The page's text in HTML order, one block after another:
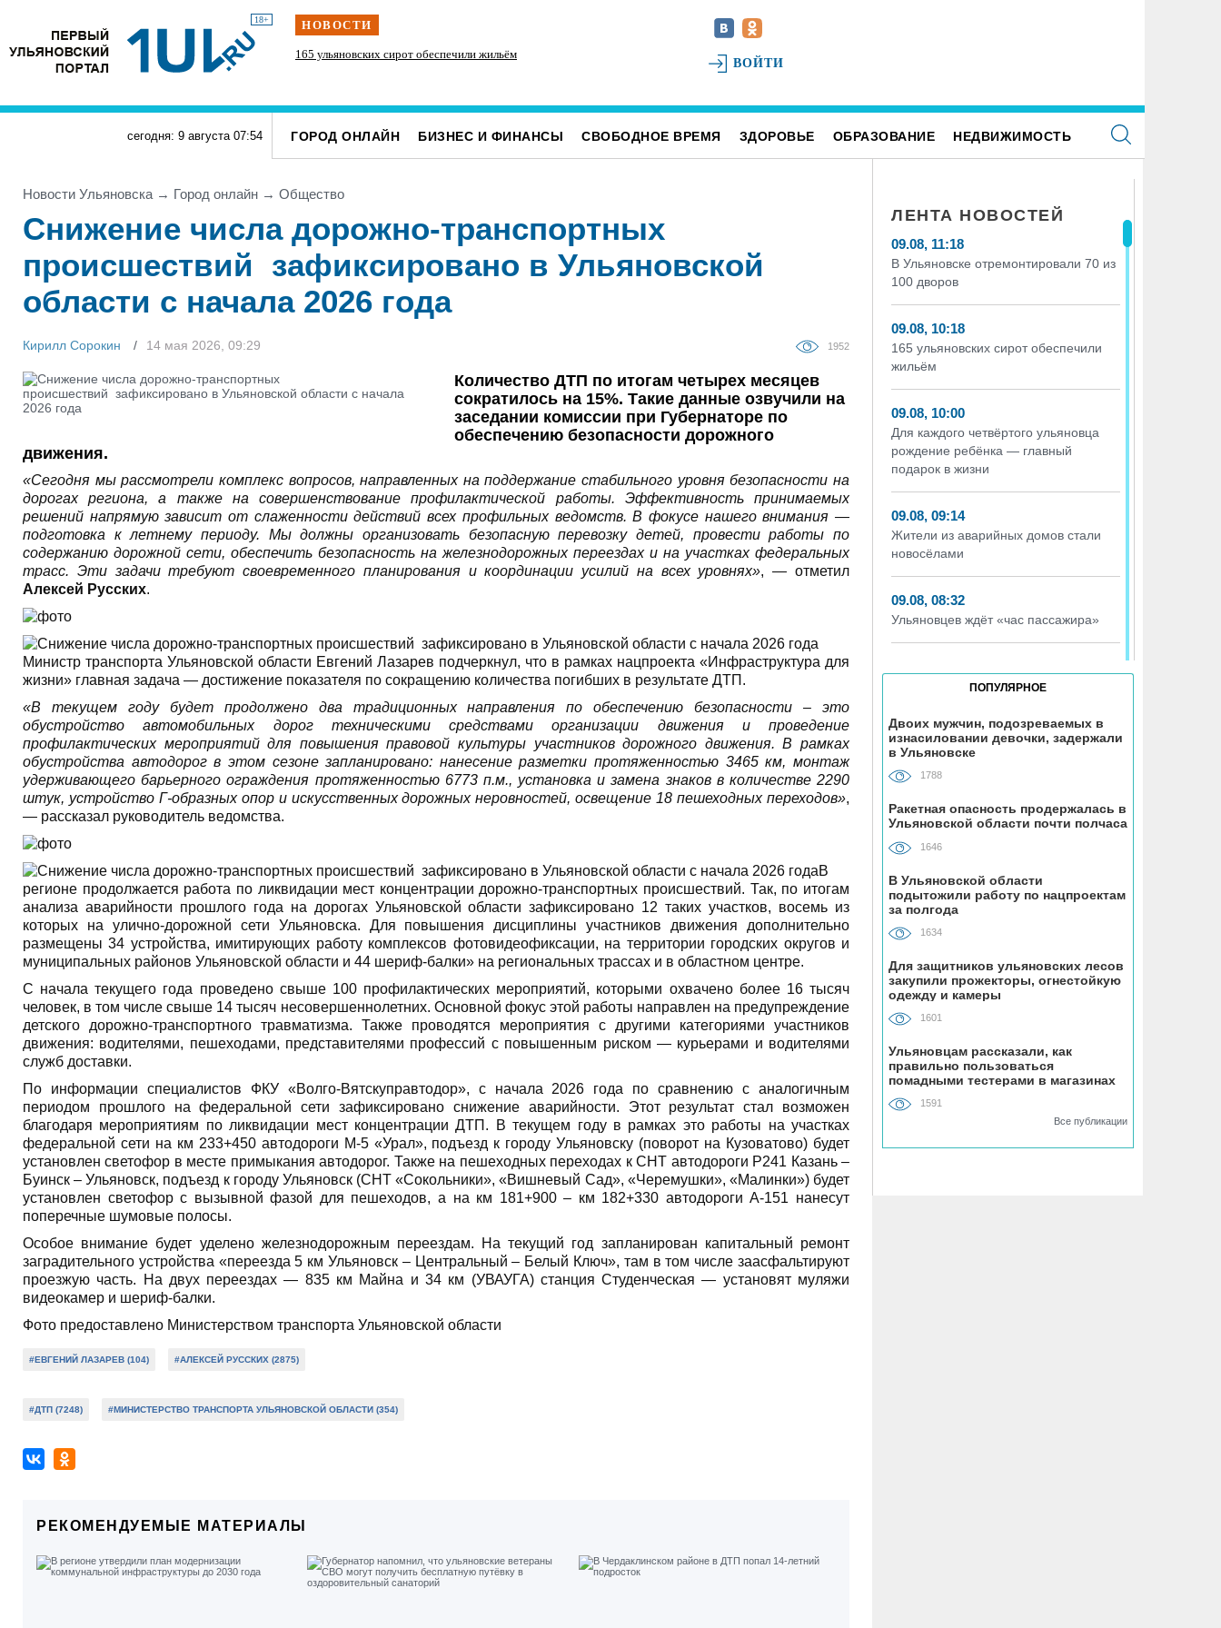
18+ НОВОСТИ
В Ульяновске отремонтировали 70 из 100
дворов
165 ульяновских сирот обеспечили жильём
Для каждого четвёртого ульяновца рождение
ребёнка — главный подарок в жизни
ВОЙТИ
сегодня: 9 августа 07:54 ГОРОД ОНЛАЙН БИЗНЕС И ФИНАНСЫ СВОБОДНОЕ ВРЕМЯ ЗДОРОВЬЕ ОБРАЗОВАНИЕ НЕДВИЖИМОСТЬ
Новости Ульяновска → Город онлайн → Общество
Снижение числа дорожно-транспортных
происшествий зафиксировано в Ульяновской
области с начала 2026 года
Кирилл Сорокин 14 мая 2026, 09:29 1952
Количество ДТП по итогам четырех месяцев
сократилось на 15%. Такие данные озвучили на
заседании комиссии при Губернаторе по
обеспечению безопасности дорожного
движения.
«Сегодня мы рассмотрели комплекс вопросов, направленных на поддержание стабильного уровня безопасности на
дорогах региона, а также на совершенствование профилактической работы. Эффективность принимаемых
решений напрямую зависит от слаженности действий всех профильных ведомств. В фокусе нашего внимания —
подготовка к летнему периоду. Мы должны организовать безопасную перевозку детей, провести работы по
содержанию дорожной сети, обеспечить безопасность на железнодорожных переездах и на участках федеральных
трасс. Эти задачи требуют своевременного планирования и координации усилий на всех уровнях», — отметил
Алексей Русских.
Министр транспорта Ульяновской области Евгений Лазарев подчеркнул, что в рамках нацпроекта «Инфраструктура для
жизни» главная задача — достижение показателя по сокращению количества погибших в результате ДТП.
«В текущем году будет продолжено два традиционных направления по обеспечению безопасности – это
обустройство автомобильных дорог техническими средствами организации движения и проведение
профилактических мероприятий для повышения правовой культуры участников дорожного движения. В рамках
обустройства автодорог в этом сезоне запланировано: нанесение разметки протяженностью 3465 км, монтаж
удерживающего барьерного ограждения протяженностью 6773 п.м., установка и замена знаков в количестве 2290
штук, устройство Г-образных опор и искусственных дорожных неровностей, освещение 18 пешеходных переходов»,
— рассказал руководитель ведомства.
В
регионе продолжается работа по ликвидации мест концентрации дорожно-транспортных происшествий. Так, по итогам
анализа аварийности прошлого года на дорогах Ульяновской области зафиксировано 12 таких участков, восемь из
которых на улично-дорожной сети Ульяновска. Для повышения дисциплины участников движения дополнительно
размещены 34 устройства, имитирующих работу комплексов фотовидеофиксации, на территории городских округов и
муниципальных районов Ульяновской области и 44 шериф-балки» на региональных трассах и в областном центре.
С начала текущего года проведено свыше 100 профилактических мероприятий, которыми охвачено более 16 тысяч
человек, в том числе свыше 14 тысяч несовершеннолетних. Основной фокус этой работы направлен на предупреждение
детского дорожно-транспортного травматизма. Также проводятся мероприятия с другими категориями участников
движения: водителями, пешеходами, представителями профессий с повышенным риском — курьерами и водителями
служб доставки.
По информации специалистов ФКУ «Волго-Вятскуправтодор», с начала 2026 года по сравнению с аналогичным
периодом прошлого на федеральной сети зафиксировано снижение аварийности. Этот результат стал возможен
благодаря мероприятиям по ликвидации мест концентрации ДТП. В текущем году в рамках это работы на участках
федеральной сети на км 233+450 автодороги М-5 «Урал», подъезд к городу Ульяновску (поворот на Кузоватово) будет
установлен светофор в месте примыкания автодорог. Также на пешеходных переходах к СНТ автодороги Р241 Казань –
Буинск – Ульяновск, подъезд к городу Ульяновск (СНТ «Сокольники», «Вишневый Сад», «Черемушки», «Малинки») будет
установлен светофор с вызывной фазой для пешеходов, а на км 181+900 – км 182+330 автодороги А-151 нанесут
поперечные шумовые полосы.
Особое внимание будет уделено железнодорожным переездам. На текущий год запланирован капитальный ремонт
заградительного устройства «переезда 5 км Ульяновск – Центральный – Белый Ключ», там в том числе заасфальтируют
проезжую часть. На двух переездах — 835 км Майна и 34 км (УВАУГА) станция Студенческая — установят муляжи
видеокамер и шериф-балки.
Фото предоставлено Министерством транспорта Ульяновской области
#ЕВГЕНИЙ ЛАЗАРЕВ (104) #АЛЕКСЕЙ РУССКИХ (2875)
#ДТП (7248) #МИНИСТЕРСТВО ТРАНСПОРТА УЛЬЯНОВСКОЙ ОБЛАСТИ (354)
РЕКОМЕНДУЕМЫЕ МАТЕРИАЛЫ
ЛЕНТА НОВОСТЕЙ
09.08, 11:18
В Ульяновске отремонтировали 70 из
100 дворов
09.08, 10:18
165 ульяновских сирот обеспечили
жильём
09.08, 10:00
Для каждого четвёртого ульяновца
рождение ребёнка — главный
подарок в жизни
09.08, 09:14
Жители из аварийных домов стали
новосёлами
09.08, 08:32
Ульяновцев ждёт «час пассажира»
В Госдуме предложили выдавать
животных из приюта
08.08, 12:00
положительно относится к идее
самозанятости
Наше наследие: история первых
«небоскрёбов» Ульяновска
РТРС отмечает своё 25-летие
08.08, 08:00
время» силачи поднимут более 300
килограммов и выступит казанская
группа «Мураками»
ПОПУЛЯРНОЕ
Двоих мужчин, подозреваемых в
изнасиловании девочки, задержали
в Ульяновске
1788
Ракетная опасность продержалась в
Ульяновской области почти полчаса
1646
В Ульяновской области
подытожили работу по нацпроектам
за полгода
1634
Для защитников ульяновских лесов
закупили прожекторы, огнестойкую
одежду и камеры
1601
Ульяновцам рассказали, как
правильно пользоваться
помадными тестерами в магазинах
косметики
1591
Все публикации